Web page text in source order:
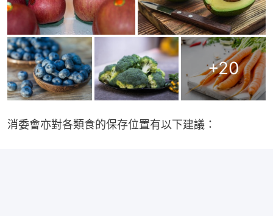
+20
消委會亦對各類食的保存位置有以下建議：